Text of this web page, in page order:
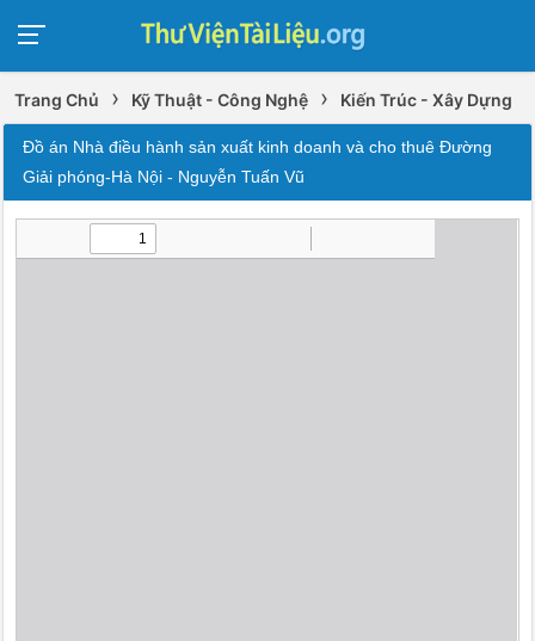
Trang Chủ › Kỹ Thuật - Công Nghệ › Kiến Trúc - Xây Dựng
Đồ án Nhà điều hành sản xuất kinh doanh và cho thuê Đường
Giải phóng-Hà Nội - Nguyễn Tuấn Vũ